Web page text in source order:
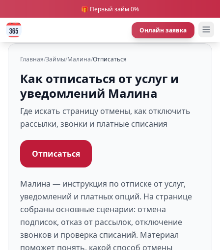
🎁 Первый займ 0%
Онлайн заявка
Главная/Займы/Малина/Отписаться
Как отписаться от услуг и
уведомлений Малина
Где искать страницу отмены, как отключить
рассылки, звонки и платные списания
Отписаться
Малина — инструкция по отписке от услуг,
уведомлений и платных опций. На странице
собраны основные сценарии: отмена
подписок, отказ от рассылок, отключение
звонков и проверка списаний. Материал
поможет понять, какой способ отмены